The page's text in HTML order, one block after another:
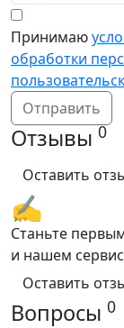
Принимаю
обработки
Отправить
Отзывы 0
Оставить
✍️
Станьте
и нашем
Оставить
Вопросы 0